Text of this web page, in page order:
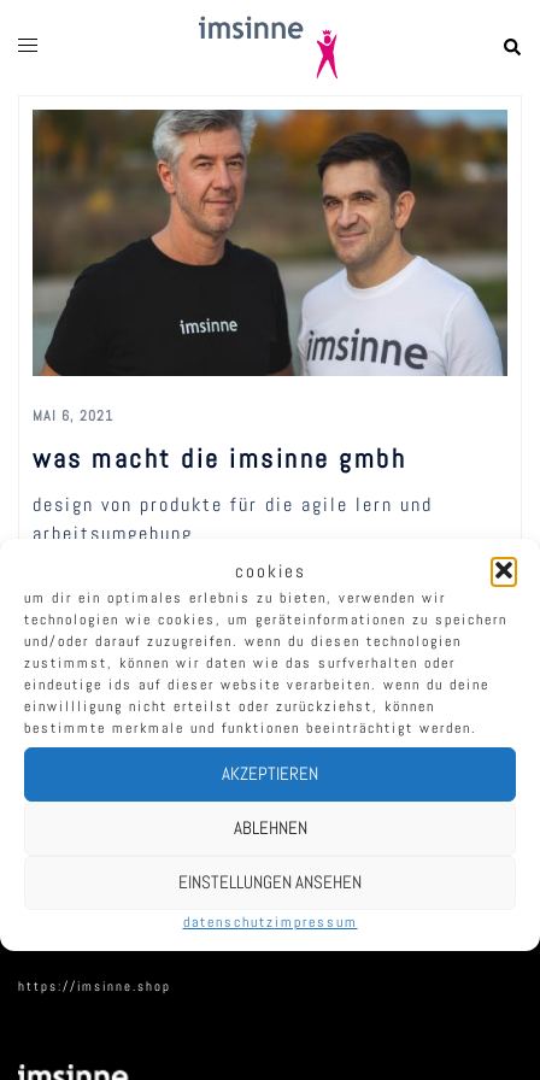
cookies
um dir ein optimales erlebnis zu bieten, verwenden wir
technologien wie cookies, um geräteinformationen zu speichern
und/oder darauf zuzugreifen. wenn du diesen technologien
zustimmst, können wir daten wie das surfverhalten oder
eindeutige ids auf dieser website verarbeiten. wenn du deine
einwillligung nicht erteilst oder zurückziehst, können
bestimmte merkmale und funktionen beeinträchtigt werden.
AKZEPTIEREN
ABLEHNEN
EINSTELLUNGEN ANSEHEN
datenschutzimpressum
springen
MAI 6, 2021
was macht die imsinne gmbh
design von produkte für die agile lern und
arbeitsumgebung
KONTAKT:
jonathan pidwell,tobias greissing
https://imsinne.shop